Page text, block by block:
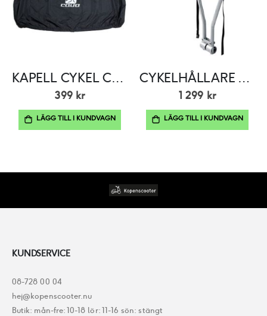
KAPELL CYKEL CAVO 175X130CMSVART
399 kr
LÄGG TILL I KUNDVAGN
CYKELHÅLLARE THULE 970 EXPRESS 2-CYKLAR
1 299 kr
LÄGG TILL I KUNDVAGN
KUNDSERVICE
08-728 00 04
hej@kopenscooter.nu
Butik: mån-fre: 10-18 lör: 11-16 sön: stängt